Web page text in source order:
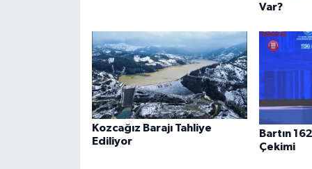
Var?
Kozcağız Barajı Tahliye
Ediliyor
Bartın
Çekimi